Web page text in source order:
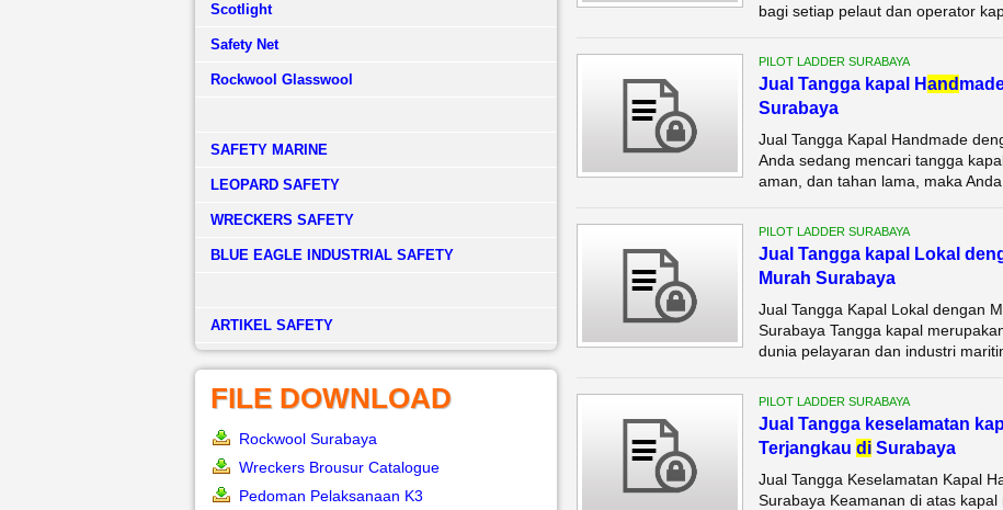
Scotlight
Safety Net
Rockwool Glasswool
SAFETY MARINE
LEOPARD SAFETY
WRECKERS SAFETY
BLUE EAGLE INDUSTRIAL SAFETY
­ARTIKEL SAFETY
FILE DOWNLOAD
Rockwool Surabaya
Wreckers Brousur Catalogue
Pedoman Pelaksanaan K3
bagi setiap pelaut dan operator
PILOT LADDER SURABAYA
Jual Tangga kapal Hand
Surabaya
Jual Tangga Kapal Handmade
Anda sedang mencari tangga
aman, dan tahan lama, maka Anda
PILOT LADDER SURABAYA
Jual Tangga kapal Lokal
Murah Surabaya
Jual Tangga Kapal Lokal dengan
Surabaya Tangga kapal
dunia pelayaran dan industri
PILOT LADDER SURABAYA
Jual Tangga keselamatan
Terjangkau diSurabaya
Jual Tangga Keselamatan Kapal
Surabaya Keamanan di atas